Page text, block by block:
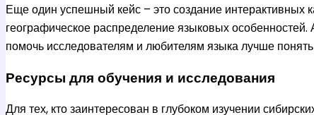
Еще один успешный кейс – это создание интерактивных
географическое распределение языковых
помочь исследователям и любителям языка лучше
Ресурсы для обучения и исследования
Для тех, кто заинтересован в глубоком изучении